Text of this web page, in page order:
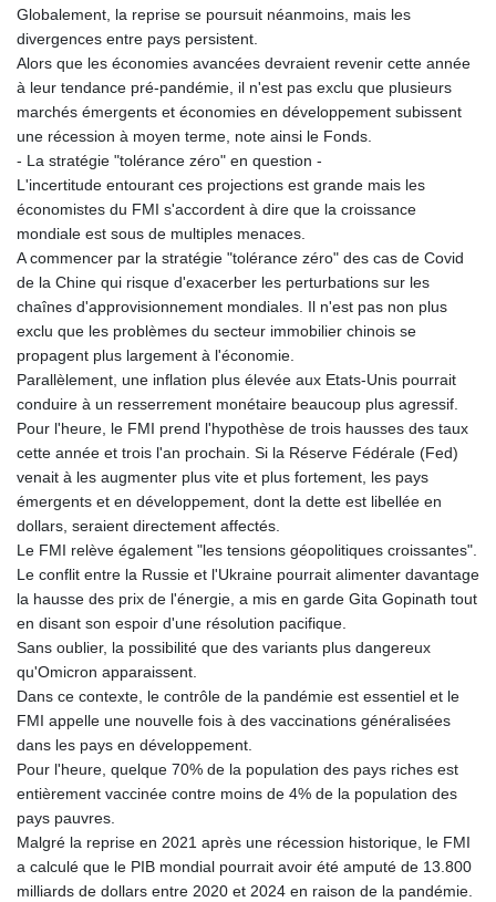
MVR 17.862733
MWK 1998.775164
MXN 19.811945
MYR 4.728715
MZN 73.882892
NAD 18.726567
NGN 1577.963717
NIO 42.419473
NOK 10.99759
NPR 175.501819
NZD 1.961547
OMR 0.442445
PAB 1.152686
PEN 3.903651
PGK 5.093937
PHP 70.183258
PKR 320.014324
PLN 4.299905
PYG 6853.914834
QAR 4.213648
RON 5.244583
RSD 117.338542
RUB 94.679224
RWF 1694.978938
SAR 4.345489
SBD 9.325039
SCR 16.705092
SEK 10.961095
SGD 1.477661
SLE 28.445176
SOS 658.791814
SRD 43.778814
STN 24.499696
SVC 10.085875
SZL 18.722767
Globalement, la reprise se poursuit néanmoins, mais les
divergences entre pays persistent.
Alors que les économies avancées devraient revenir cette année
à leur tendance pré-pandémie, il n'est pas exclu que plusieurs
marchés émergents et économies en développement subissent
une récession à moyen terme, note ainsi le Fonds.
- La stratégie "tolérance zéro" en question -
L'incertitude entourant ces projections est grande mais les
économistes du FMI s'accordent à dire que la croissance
mondiale est sous de multiples menaces.
A commencer par la stratégie "tolérance zéro" des cas de Covid
de la Chine qui risque d'exacerber les perturbations sur les
chaînes d'approvisionnement mondiales. Il n'est pas non plus
exclu que les problèmes du secteur immobilier chinois se
propagent plus largement à l'économie.
Parallèlement, une inflation plus élevée aux Etats-Unis pourrait
conduire à un resserrement monétaire beaucoup plus agressif.
Pour l'heure, le FMI prend l'hypothèse de trois hausses des taux
cette année et trois l'an prochain. Si la Réserve Fédérale (Fed)
venait à les augmenter plus vite et plus fortement, les pays
émergents et en développement, dont la dette est libellée en
dollars, seraient directement affectés.
Le FMI relève également "les tensions géopolitiques croissantes".
Le conflit entre la Russie et l'Ukraine pourrait alimenter davantage
la hausse des prix de l'énergie, a mis en garde Gita Gopinath tout
en disant son espoir d'une résolution pacifique.
Sans oublier, la possibilité que des variants plus dangereux
qu'Omicron apparaissent.
Dans ce contexte, le contrôle de la pandémie est essentiel et le
FMI appelle une nouvelle fois à des vaccinations généralisées
dans les pays en développement.
Pour l'heure, quelque 70% de la population des pays riches est
entièrement vaccinée contre moins de 4% de la population des
pays pauvres.
Malgré la reprise en 2021 après une récession historique, le FMI
a calculé que le PIB mondial pourrait avoir été amputé de 13.800
milliards de dollars entre 2020 et 2024 en raison de la pandémie.